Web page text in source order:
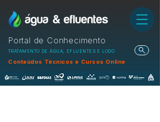
Portal de Conhecimento
TRATAMENTO DE ÁGUA, EFLUENTES E LODO
Conteúdos Técnicos e Cursos Online